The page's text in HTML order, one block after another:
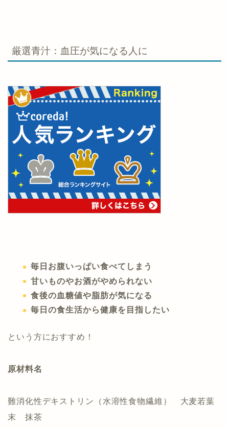
厳選青汁：血圧が気になる人に
毎日お腹いっぱい食べてしまう
甘いものやお酒がやめられない
食後の血糖値や脂肪が気になる
毎日の食生活から健康を目指したい
という方におすすめ！
原材料名
難消化性デキストリン（水溶性食物繊維） 大麦若葉
末 抹茶